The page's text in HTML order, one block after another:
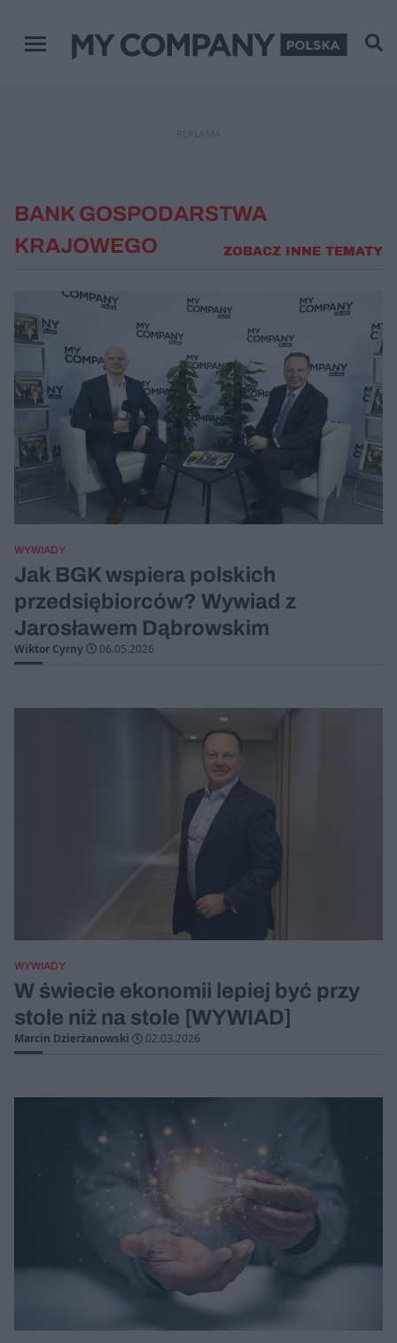
Menu główne
BANK GOSPODARSTWA
KRAJOWEGO
ZOBACZ INNE TEMATY
WYWIADY
Jak BGK wspiera polskich
przedsiębiorców? Wywiad z
Jarosławem Dąbrowskim
Wiktor Cyrny 06.05.2026
WYWIADY
W świecie ekonomii lepiej być przy
stole niż na stole [WYWIAD]
Marcin Dzierżanowski 02.03.2026